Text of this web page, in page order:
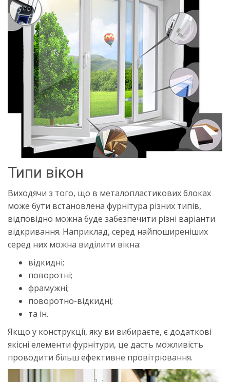
Типи вікон
Виходячи з того, що в металопластикових блоках
може бути встановлена фурнітура різних типів,
відповідно можна буде забезпечити різні варіанти
відкривання. Наприклад, серед найпоширеніших
серед них можна виділити вікна:
відкидні;
поворотні;
фрамужні;
поворотно-відкидні;
та ін.
Якщо у конструкції, яку ви вибираєте, є додаткові
якісні елементи фурнітури, це дасть можливість
проводити більш ефективне провітрювання.